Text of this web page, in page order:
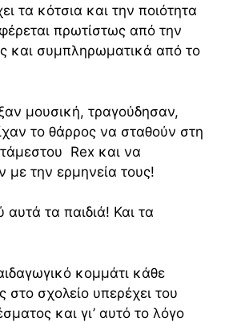
τα κότσια και την ποιότητα
πρωτίστως από την
και συμπληρωματικά από το
μουσική, τραγούδησαν,
το θάρρος να σταθούν στη
Rex και να
με την ερμηνεία τους!
τα παιδιά! Και τα
κομμάτι κάθε
στο σχολείο υπερέχει του
και γι’ αυτό το λόγο